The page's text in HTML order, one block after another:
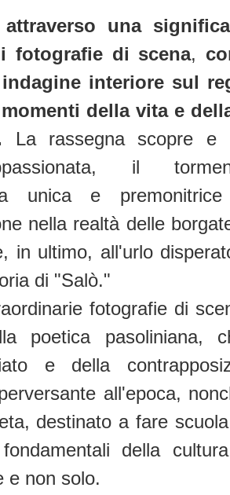
una
fotografie di scena,
interiore sul
della vita e
La rassegna scopre e
il
unica e
nella realtà delle
in ultimo, all'urlo
di "Salò."
fotografie di
poetica pasoliniana,
e della
all'epoca,
destinato a fare
della
e non solo.